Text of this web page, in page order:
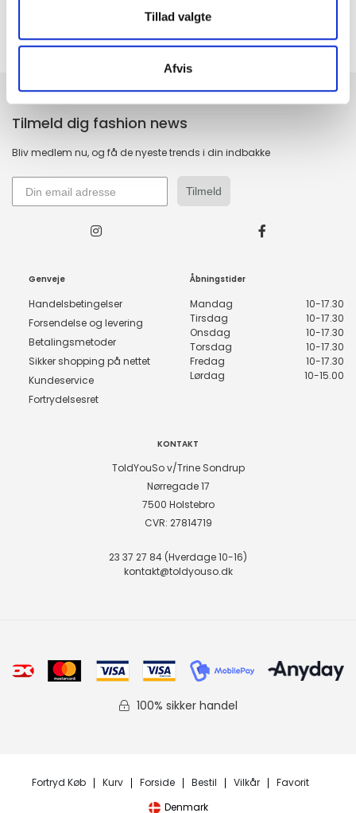
Tillad valgte
Afvis
KUNDESERVICE & SUPPORT
Tilmeld dig fashion news
Bliv medlem nu, og få de nyeste trends i din indbakke
Tilmeld
Genveje
Handelsbetingelser
Forsendelse og levering
Betalingsmetoder
Sikker shopping på nettet
Kundeservice
Fortrydelsesret
Åbningstider
Mandag
10-17.30
Tirsdag
10-17.30
Onsdag
10-17.30
Torsdag
10-17.30
Fredag
10-17.30
Lørdag
10-15.00
KONTAKT
ToldYouSo v/Trine Sondrup
Nørregade 17
7500 Holstebro
CVR: 27814719
23 37 27 84 (Hverdage 10-16)
kontakt@toldyouso.dk
100% sikker handel
Fortryd Køb Kurv Forside Bestil Vilkår
Favorit
Denmark